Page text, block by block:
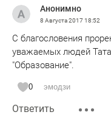
Анонимно
8 Августа 201718:52
С благословения
уважаемых людей
"Образование".
0 эмодзи
Ответить